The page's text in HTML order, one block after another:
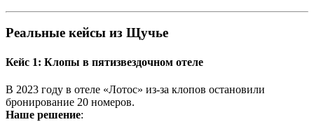
Реальные кейсы из Щучье
Кейс 1: Клопы в пятизвездочном отеле
В 2023 году в отеле «Лотос» из-за клопов остановили
бронирование 20 номеров.
Наше решение: